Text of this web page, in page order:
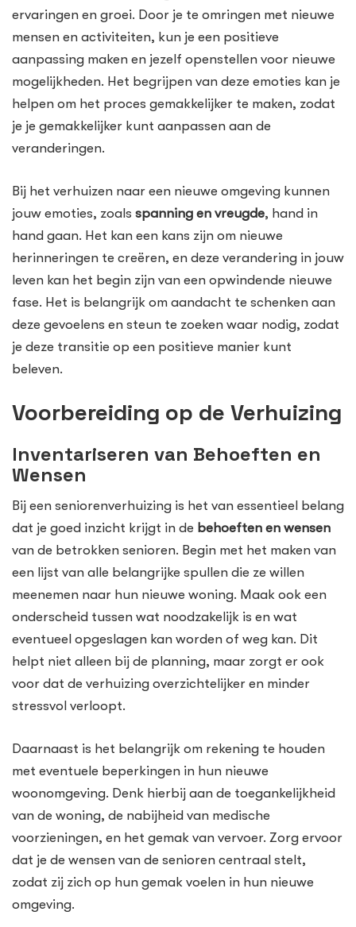
ervaringen en groei. Door je te omringen met nieuwe
mensen en activiteiten, kun je een positieve
aanpassing maken en jezelf openstellen voor nieuwe
mogelijkheden. Het begrijpen van deze emoties kan je
helpen om het proces gemakkelijker te maken, zodat
je je gemakkelijker kunt aanpassen aan de
veranderingen.
Bij het verhuizen naar een nieuwe omgeving kunnen
jouw emoties, zoals spanning en vreugde, hand in
hand gaan. Het kan een kans zijn om nieuwe
herinneringen te creëren, en deze verandering in jouw
leven kan het begin zijn van een opwindende nieuwe
fase. Het is belangrijk om aandacht te schenken aan
deze gevoelens en steun te zoeken waar nodig, zodat
je deze transitie op een positieve manier kunt
beleven.
Voorbereiding op de Verhuizing
Inventariseren van Behoeften en
Wensen
Bij een seniorenverhuizing is het van essentieel belang
dat je goed inzicht krijgt in de behoeften en wensen
van de betrokken senioren. Begin met het maken van
een lijst van alle belangrijke spullen die ze willen
meenemen naar hun nieuwe woning. Maak ook een
onderscheid tussen wat noodzakelijk is en wat
eventueel opgeslagen kan worden of weg kan. Dit
helpt niet alleen bij de planning, maar zorgt er ook
voor dat de verhuizing overzichtelijker en minder
stressvol verloopt.
Daarnaast is het belangrijk om rekening te houden
met eventuele beperkingen in hun nieuwe
woonomgeving. Denk hierbij aan de toegankelijkheid
van de woning, de nabijheid van medische
voorzieningen, en het gemak van vervoer. Zorg ervoor
dat je de wensen van de senioren centraal stelt,
zodat zij zich op hun gemak voelen in hun nieuwe
omgeving.